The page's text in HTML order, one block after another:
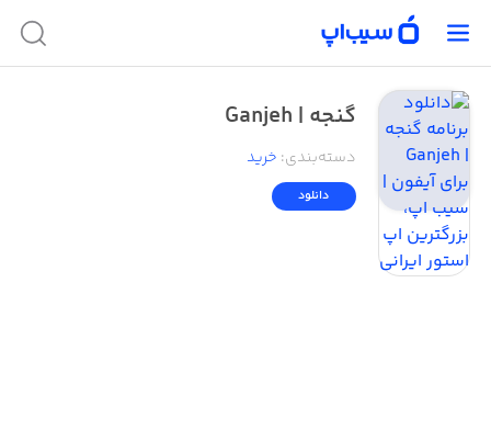
گنجه‌ |‌ Ganjeh
دسته‌بندی: خرید
دانلود